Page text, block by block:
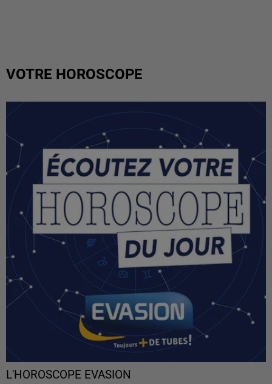
VOTRE HOROSCOPE
L'HOROSCOPE EVASION